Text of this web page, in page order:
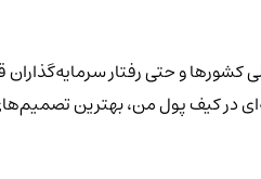
و حتی رفتار سرمایه‌گذاران
در کیف پول من، بهترین